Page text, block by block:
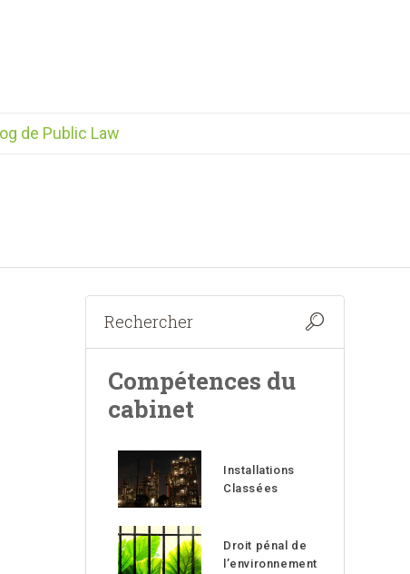
de Public Law
Compétences du
cabinet
Installations
Classées
Droit pénal de
l’environnement